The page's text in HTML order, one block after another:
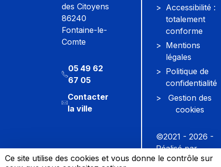
Ce site utilise des cookies et vous donne le contrôle sur
des Citoyens
86240
Fontaine-le-
Comte
05 49 62
67 05
Contacter
la ville
Accessibilité :
totalement
conforme
Mentions
légales
Politique de
confidentialité
Gestion des
cookies
©2021 - 2026 -
Réalisé par